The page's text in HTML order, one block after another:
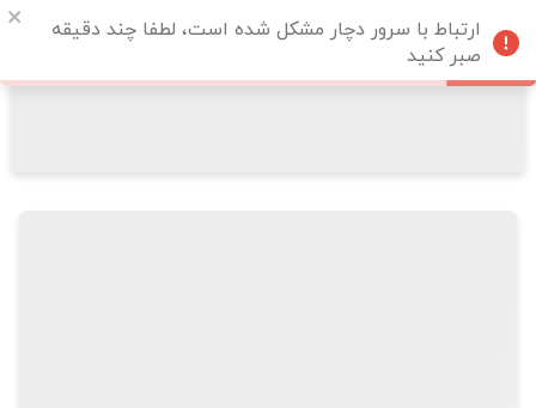
ارتباط با سرور دچار مشکل شده است، لطفا چند دقیقه
صبر کنید